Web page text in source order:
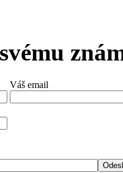
Váš email